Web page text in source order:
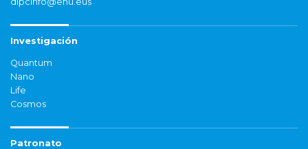
Investigación
Quantum
Nano
Life
Cosmos
Patronato